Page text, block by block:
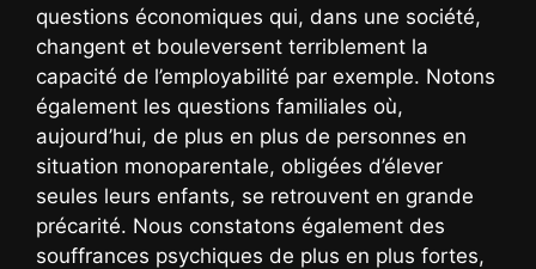
questions économiques qui, dans une société,
changent et bouleversent terriblement la
capacité de l’employabilité par exemple. Notons
également les questions familiales où,
aujourd’hui, de plus en plus de personnes en
situation monoparentale, obligées d’élever
seules leurs enfants, se retrouvent en grande
précarité. Nous constatons également des
souffrances psychiques de plus en plus fortes,